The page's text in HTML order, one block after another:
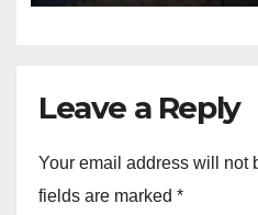
Leave a Reply
Your email address will not
fields are marked *